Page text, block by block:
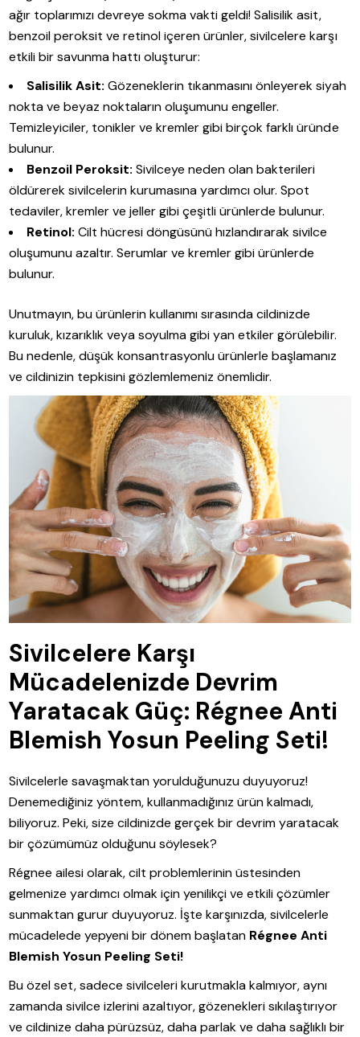
ağır toplarımızı devreye sokma vakti geldi! Salisilik asit,
benzoil peroksit ve retinol içeren ürünler, sivilcelere karşı
etkili bir savunma hattı oluşturur:
Salisilik Asit: Gözeneklerin tıkanmasını önleyerek siyah
nokta ve beyaz noktaların oluşumunu engeller.
Temizleyiciler, tonikler ve kremler gibi birçok farklı üründe
bulunur.
Benzoil Peroksit: Sivilceye neden olan bakterileri
öldürerek sivilcelerin kurumasına yardımcı olur. Spot
tedaviler, kremler ve jeller gibi çeşitli ürünlerde bulunur.
Retinol: Cilt hücresi döngüsünü hızlandırarak sivilce
oluşumunu azaltır. Serumlar ve kremler gibi ürünlerde
bulunur.
Unutmayın, bu ürünlerin kullanımı sırasında cildinizde
kuruluk, kızarıklık veya soyulma gibi yan etkiler görülebilir.
Bu nedenle, düşük konsantrasyonlu ürünlerle başlamanız
ve cildinizin tepkisini gözlemlemeniz önemlidir.
Sivilcelere Karşı
Mücadelenizde Devrim
Yaratacak Güç: Régnee Anti
Blemish Yosun Peeling Seti!
Sivilcelerle savaşmaktan yorulduğunuzu duyuyoruz!
Denemediğiniz yöntem, kullanmadığınız ürün kalmadı,
biliyoruz. Peki, size cildinizde gerçek bir devrim yaratacak
bir çözümümüz olduğunu söylesek?
Régnee ailesi olarak, cilt problemlerinin üstesinden
gelmenize yardımcı olmak için yenilikçi ve etkili çözümler
sunmaktan gurur duyuyoruz. İşte karşınızda, sivilcelerle
mücadelede yepyeni bir dönem başlatan Régnee Anti
Blemish Yosun Peeling Seti!
Bu özel set, sadece sivilceleri kurutmakla kalmıyor, aynı
zamanda sivilce izlerini azaltıyor, gözenekleri sıkılaştırıyor
ve cildinize daha pürüzsüz, daha parlak ve daha sağlıklı bir